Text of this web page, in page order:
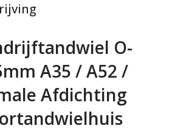
O-
A35 / A52 /
Afdichting